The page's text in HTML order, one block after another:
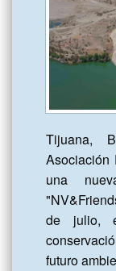
Tijuana,
Asociación
una
de julio,
futuro